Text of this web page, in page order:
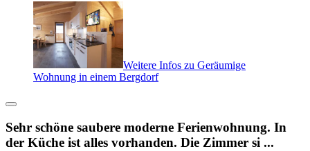
Weitere Infos zu Geräumige
Wohnung in einem Bergdorf
Sehr schöne saubere moderne Ferienwohnung. In
der Küche ist alles vorhanden. Die Zimmer si ...